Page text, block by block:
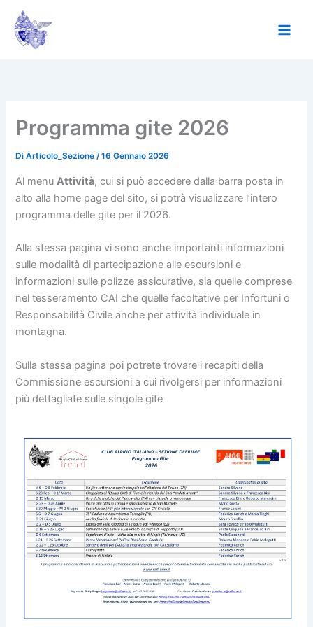
contenuto
Programma gite 2026
DiArticolo_Sezione/16 Gennaio 2026
Al menuAttività, cui si può accedere dalla barra posta in
alto alla home page del sito, si potrà visualizzare l’intero
programma delle gite per il 2026.
Alla stessa pagina vi sono anche importanti informazioni
sulle modalità di partecipazione alle escursioni e
informazioni sulle polizze assicurative, sia quelle comprese
nel tesseramento CAI che quelle facoltative per Infortuni o
Responsabilità Civile anche per attività individuale in
montagna.
Sulla stessa pagina poi potrete trovare i recapiti della
Commissione escursioni a cui rivolgersi per informazioni
più dettagliate sulle singole gite